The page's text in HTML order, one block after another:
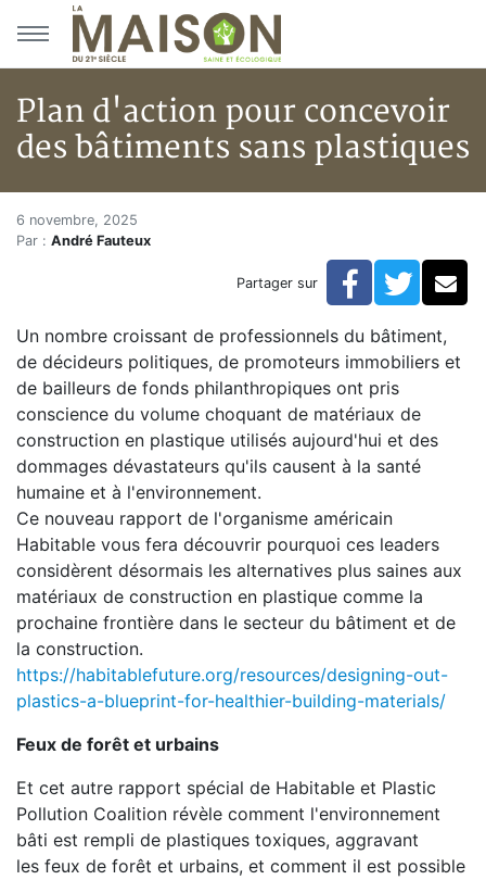
Aller au menu principal
Aller au contenu principal
Plan d'action pour concevoir
des bâtiments sans plastiques
Accueil
Articles
Plan d'action pour concevoir des bâtiments sans
Plan d'action pour concevoir
6 novembre, 2025
Par : André Fauteux
Partager sur Facebook
Un nombre croissant de professionnels du bâtiment,
de décideurs politiques, de promoteurs immobiliers et
de bailleurs de fonds philanthropiques ont pris
conscience du volume choquant de matériaux de
construction en plastique utilisés aujourd'hui et des
dommages dévastateurs qu'ils causent à la santé
humaine et à l'environnement.
Ce nouveau rapport de l'organisme américain
Habitable vous fera découvrir pourquoi ces leaders
considèrent désormais les alternatives plus saines aux
matériaux de construction en plastique comme la
prochaine frontière dans le secteur du bâtiment et de
la construction.
https://habitablefuture.org/resources/designing-out-
plastics-a-blueprint-for-healthier-building-materials/
Feux de forêt et urbains
Et cet autre rapport spécial de Habitable et Plastic
Pollution Coalition révèle comment l'environnement
bâti est rempli de plastiques toxiques, aggravant
les feux de forêt et urbains, et comment il est possible